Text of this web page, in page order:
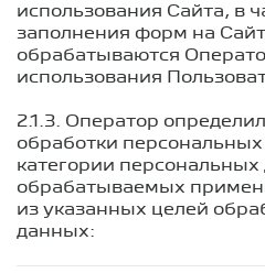
использования Сайта, в
заполнения форм на
обрабатываются
использования
2.1.3. Оператор
обработки
категории
обрабатываемых
из указанных целей
данных: